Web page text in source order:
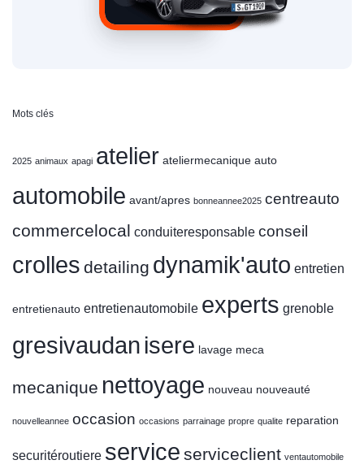
Mots clés
2025 animaux apagi atelier ateliermecanique auto
automobile avant/apres bonneannee2025 centreauto
commercelocal conduiteresponsable conseil
crolles detailing dynamik'auto entretien
entretienauto entretienautomobile experts grenoble
gresivaudan isere lavage meca
mecanique nettoyage nouveau nouveauté
nouvelleannee occasion occasions parrainage propre qualite reparation
securitéroutiere service serviceclient ventautomobile